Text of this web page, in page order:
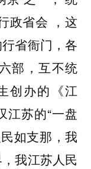
政省会 ，这
省衙门，各
部，互不统
创办的《江
江苏的“一盘
如支那，我
我江苏人民